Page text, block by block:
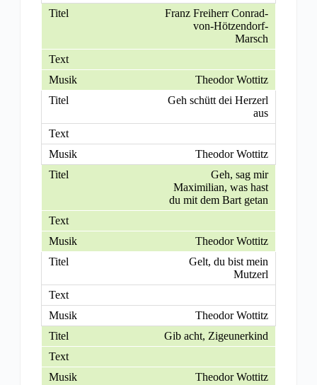
Franz Freiherr Conrad-
von-Hötzendorf-
Marsch
Theodor Wottitz
Geh schütt dei Herzerl
aus
Theodor Wottitz
Geh, sag mir
Maximilian, was hast
du mit dem Bart getan
Theodor Wottitz
Gelt, du bist mein
Mutzerl
Theodor Wottitz
Gib acht, Zigeunerkind
Theodor Wottitz